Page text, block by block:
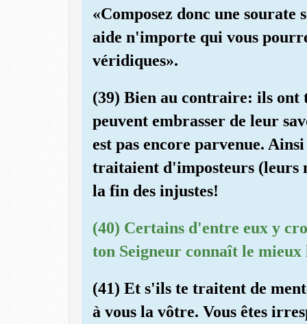
«Composez donc une sourate
aide n'importe qui vous
véridiques».
(39) Bien au contraire: ils ont
peuvent embrasser de leur
est pas encore parvenue.
traitaient d'imposteurs (leurs
la fin des injustes!
(40) Certains d'entre eux y
ton Seigneur connaît le mieux
(41) Et s'ils te traitent de
à vous la vôtre. Vous êtes